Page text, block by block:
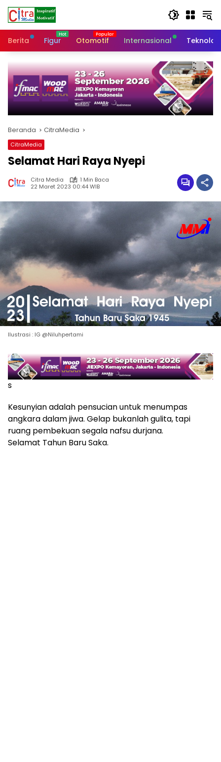
Langsung
konten
Berita
Figur Otomotif Internasional
Beranda CitraMedia
CitraMedia
Selamat Hari Raya Nyepi
Citra Media
1 Min Baca
22 Maret 2023 00:44 WIB
Ilustrasi : IG @Niluhpertami
s
Kesunyian adalah pensucian untuk menumpas
angkara dalam jiwa. Gelap bukanlah gulita, tapi
ruang pembekuan segala nafsu durjana.
Selamat Tahun Baru Saka.